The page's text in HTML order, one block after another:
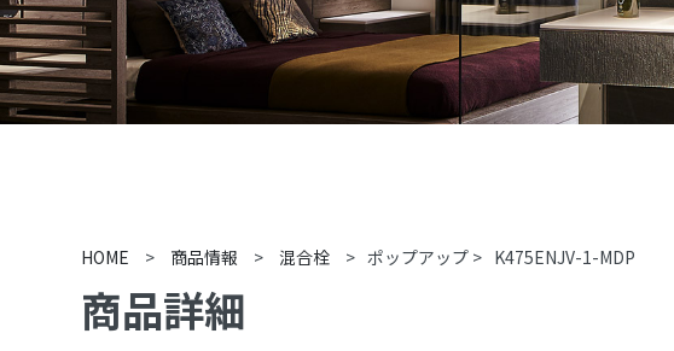
HOME > 商品情報 > 混合栓 > ポップアップ > K475ENJV-1-MDP
商品詳細